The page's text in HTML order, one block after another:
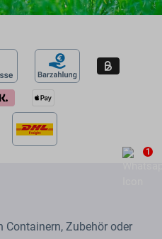
Containern, Zubehör oder
1